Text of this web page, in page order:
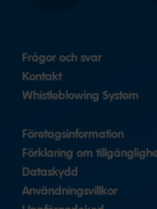
Frågor och svar
Kontakt
Whistleblowing System
Företagsinformation
Förklaring om
Dataskydd
Användningsvillkor